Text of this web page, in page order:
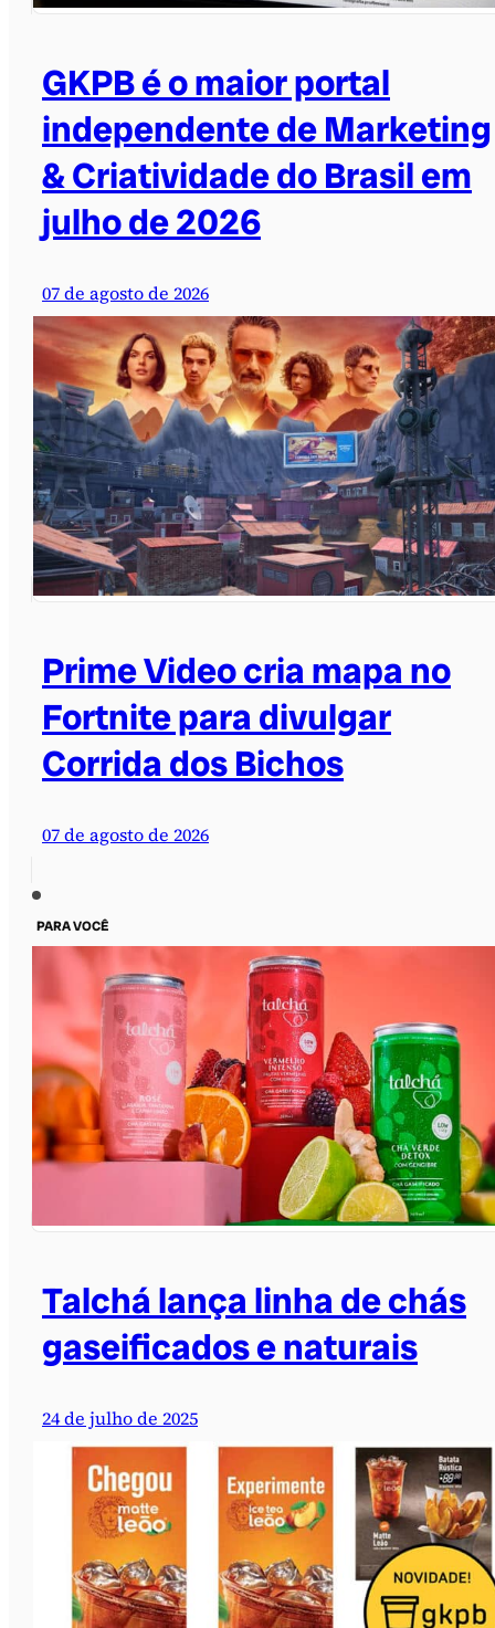
GKPB é o maior portal
independente de Marketing
& Criatividade do Brasil em
julho de 2026
07 de agosto de 2026
Prime Video cria mapa no
Fortnite para divulgar
Corrida dos Bichos
07 de agosto de 2026
PARA VOCÊ
Talchá lança linha de chás
gaseificados e naturais
24 de julho de 2025